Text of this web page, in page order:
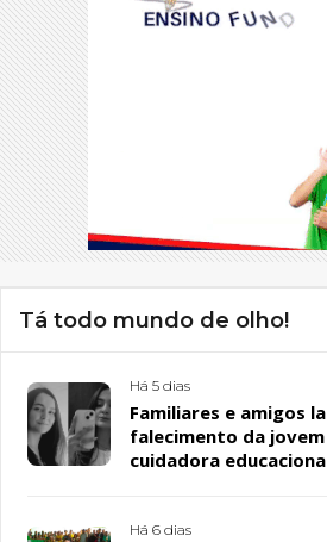
Tá todo mundo de olho!
Há 5 dias
Familiares e amigos
falecimento da
cuidadora
Há 6 dias